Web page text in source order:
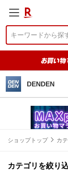
DENDEN
ショップトップ カ
カテゴリを絞り